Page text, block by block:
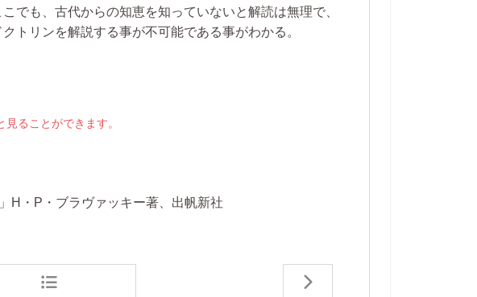
でも、古代からの知恵を知っていないと解読は無理で、
トリンを解説する事が不可能である事がわかる。
ることができます。
H・P・ブラヴァッキー著、出帆新社